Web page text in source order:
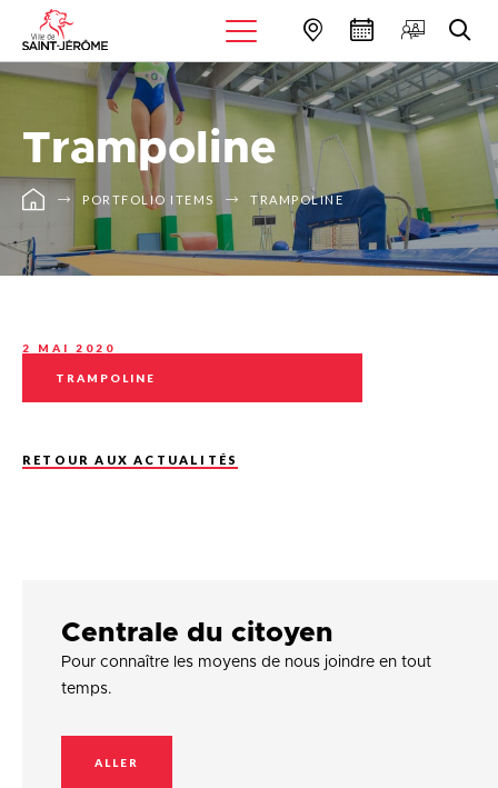
Trampoline
PORTFOLIO ITEMS TRAMPOLINE
2 MAI 2020
TRAMPOLINE
RETOUR AUX ACTUALITÉS
Centrale du citoyen
Pour connaître les moyens de nous joindre en tout
temps.
ALLER